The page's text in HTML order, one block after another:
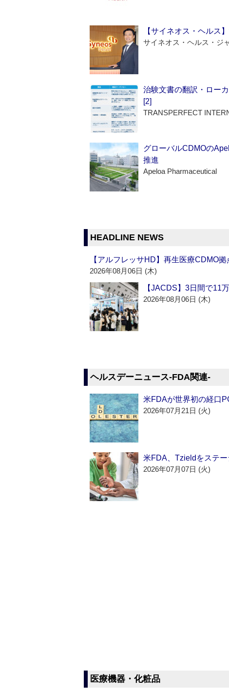
【サイネオス・ヘルス
サイネオス・ヘルス・ジ
治験文書の翻訳・ロー
[2]
TRANSPERFECT
グローバルCDMOの
推進
Apeloa Pharmaceutical
HEADLINE NEWS
【アルフレッサHD】再生医療CDMO
2026年08月06日 (木)
【JACDS】3日間で11
2026年08月06日 (木)
ヘルスデーニュース‐FDA関連‐
米FDAが世界初の経口
2026年07月21日 (火)
米FDA、Tzieldをステ
2026年07月07日 (火)
医療機器・化粧品